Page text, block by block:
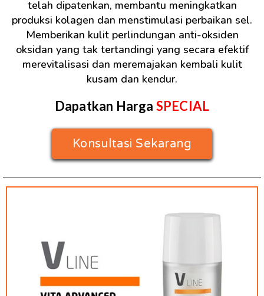
telah dipatenkan, membantu meningkatkan
produksi kolagen dan menstimulasi perbaikan sel.
Memberikan kulit perlindungan anti-oksiden
oksidan yang tak tertandingi yang secara efektif
merevitalisasi dan meremajakan kembali kulit
kusam dan kendur.
Dapatkan Harga SPECIAL
Konsultasi Sekarang